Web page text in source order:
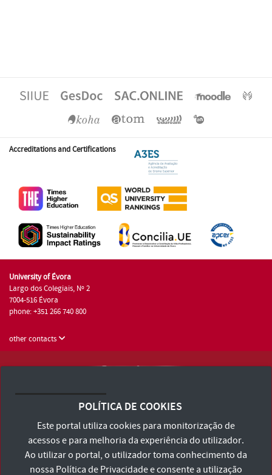
Accreditations and Certifications
University of Évora
Largo dos Colegiais, Nº 2
7004-516 Évora
phone: +351 266 740 800
other contacts
Terms and Conditions and Privacy Policy
Accessibility Statement
POLÍTICA DE COOKIES
Este portal utiliza cookies para monitorização de
acessos e para melhoria da experiência do utilizador.
Ao utilizar o portal, o utilizador toma conhecimento da
nossa Política de Privacidadee consente a utilização